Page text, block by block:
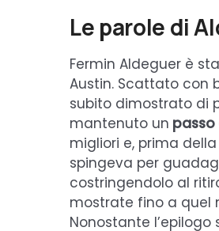
Le parole di
Fermin Aldeguer è
Austin. Scattato con
subito dimostrato di
mantenuto un
migliori e, prima
spingeva per
costringendolo al
mostrate fino a quel
Nonostante l’epilogo